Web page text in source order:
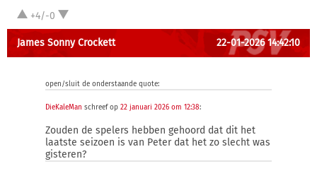
+4/-0
James Sonny Crockett 22-01-2026 14:42:10
open/sluit de onderstaande quote:
DieKaleMan schreef op 22 januari 2026 om 12:38:
Zouden de spelers hebben gehoord dat dit het
laatste seizoen is van Peter dat het zo slecht was
gisteren?